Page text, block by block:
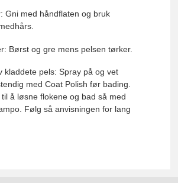
Gni med håndflaten og bruk
Børst og gre mens pelsen tørker.
kladdete pels: Spray på og vet
med Coat Polish før bading.
å løsne flokene og bad så med
Følg så anvisningen for lang